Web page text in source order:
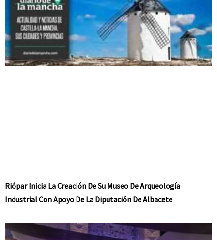
Riópar Inicia La Creación De Su Museo De Arqueología
Industrial Con Apoyo De La Diputación De Albacete